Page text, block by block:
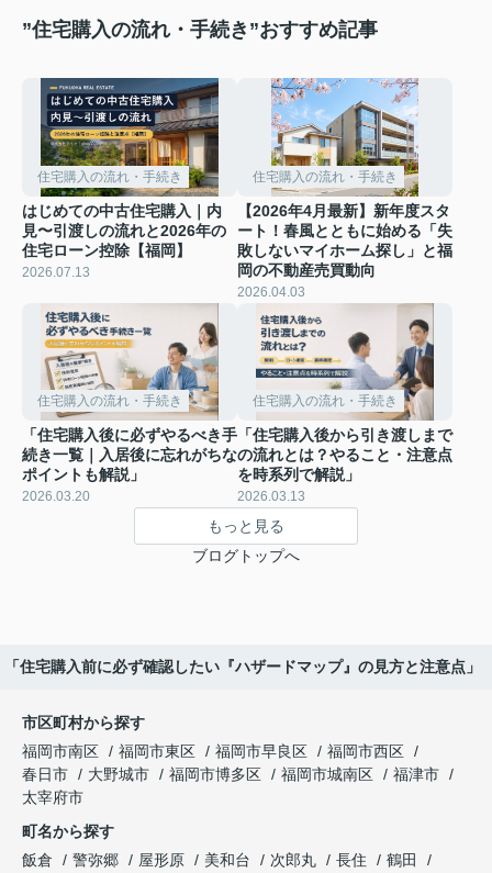
”住宅購入の流れ・手続き”おすすめ記事
住宅購入の流れ・手続き
はじめての中古住宅購入｜内
見〜引渡しの流れと2026年の
住宅ローン控除【福岡】
2026.07.13
住宅購入の流れ・手続き
【2026年4月最新】新年度スタ
ート！春風とともに始める「失
敗しないマイホーム探し」と福
岡の不動産売買動向
2026.04.03
住宅購入の流れ・手続き
「住宅購入後に必ずやるべき手
続き一覧｜入居後に忘れがちな
ポイントも解説」
2026.03.20
住宅購入の流れ・手続き
「住宅購入後から引き渡しまで
の流れとは？やること・注意点
を時系列で解説」
2026.03.13
もっと見る
ブログトップへ
「住宅購入前に必ず確認したい『ハザードマップ』の見方と注意点」
市区町村から探す
福岡市南区
福岡市東区 福岡市早良区
福岡市西区
春日市
大野城市 福岡市博多区 福岡市城南区
福津市
太宰府市
町名から探す
飯倉
警弥郷 屋形原 美和台 次郎丸 長住
鶴田